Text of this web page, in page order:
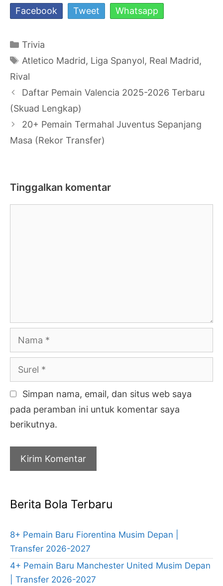
Facebook Tweet Whatsapp
Kategori
Trivia
Tag
Atletico Madrid, Liga Spanyol, Real Madrid,
Rival
Navigasi
Tulisan
Daftar Pemain Valencia 2025-2026 Terbaru
(Skuad Lengkap)
20+ Pemain Termahal Juventus Sepanjang
Masa (Rekor Transfer)
Tinggalkan komentar
Nama
Surel
Simpan nama, email, dan situs web saya
pada peramban ini untuk komentar saya
berikutnya.
Berita Bola Terbaru
8+ Pemain Baru Fiorentina Musim Depan |
Transfer 2026-2027
4+ Pemain Baru Manchester United Musim Depan
| Transfer 2026-2027